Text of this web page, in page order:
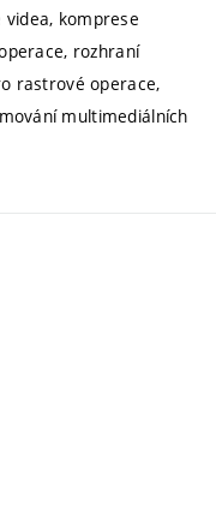
komprese
rozhraní
rastrové operace,
multimediálních